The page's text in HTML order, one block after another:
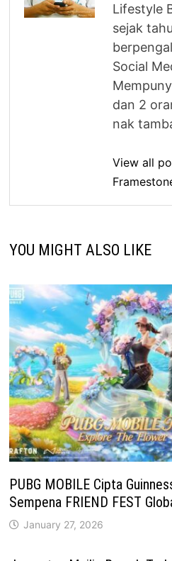
Lifestyle
sejak
Social
dan 2
nak
View all
YOU MIGHT ALSO LIKE
PUBG MOBILE Cipta
Sempena FRIEND FEST
January 27, 2026